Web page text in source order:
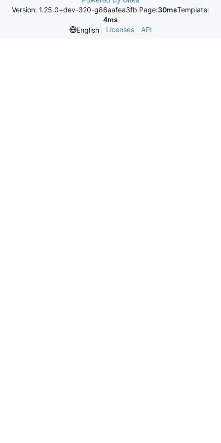
Version: 1.25.0+dev-320-g86aafea3fb Page:30msTemplate:
4ms
English
Licenses API